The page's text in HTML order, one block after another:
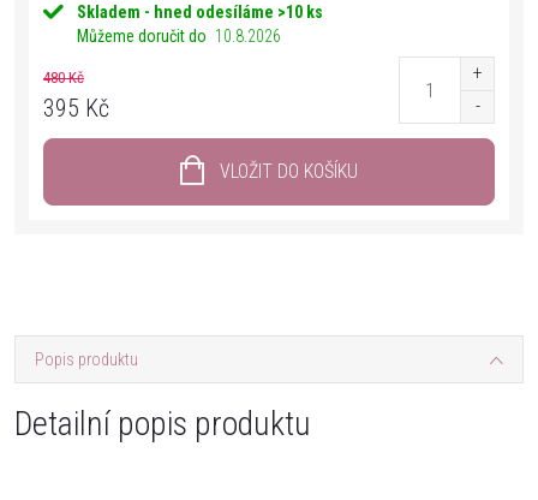
Skladem - hned odesíláme >10 ks
Můžeme doručit do 10.8.2026
480 Kč
395 Kč
VLOŽIT DO KOŠÍKU
Popis produktu
Detailní popis produktu